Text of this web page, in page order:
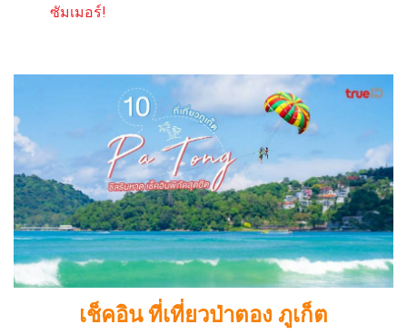
ซัมเมอร์!
เช็คอิน ที่เที่ยวป่าตอง ภูเก็ต